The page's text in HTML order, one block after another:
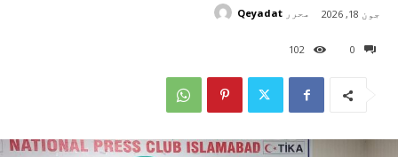
0
102
جون 18, 2026 محرر Qeyadat